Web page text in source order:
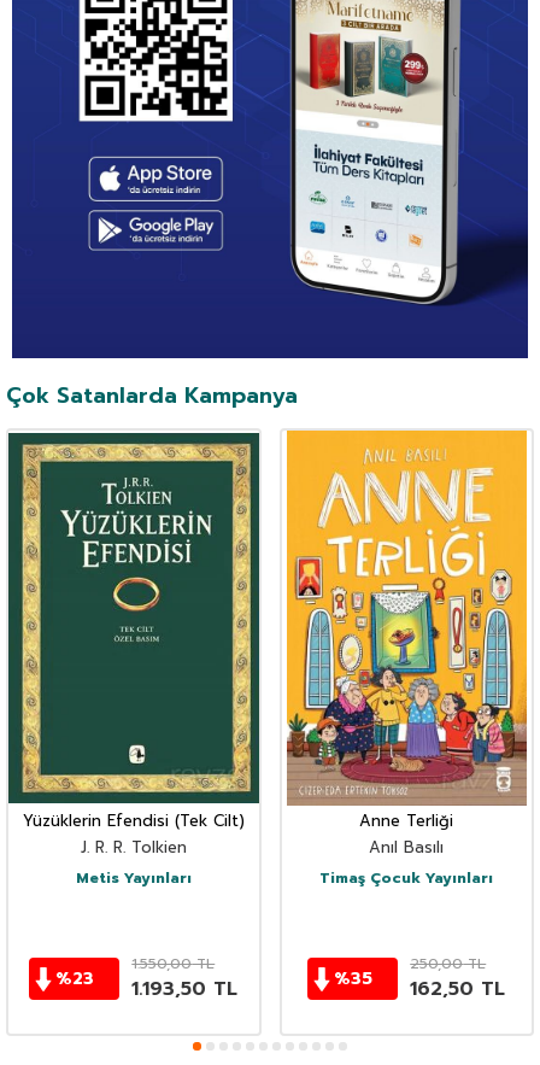
Çok Satanlarda Kampanya
Yüzüklerin Efendisi (Tek Cilt)
J. R. R. Tolkien
Metis Yayınları
%23
1.550,00TL
1.193,50 TL
Anne Terliği
Anıl Basılı
Timaş Çocuk Yayınları
%35
250,00TL
162,50 TL